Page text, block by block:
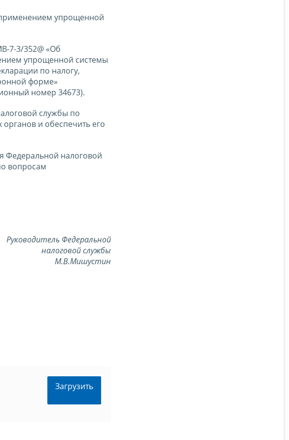
упрощенной
7-3/352@ «Об
упрощенной системы
по налогу,
форме»
номер 34673).
службы по
и обеспечить его
Федеральной налоговой
вопросам
Руководитель Федеральной
налоговой службы
М.В.Мишустин
Загрузить